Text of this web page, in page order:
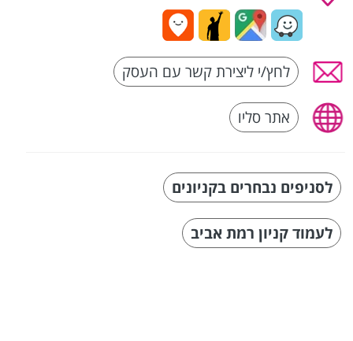
לחץ/י ליצירת קשר עם העסק
אתר סליו
לסניפים נבחרים בקניונים
לעמוד קניון רמת אביב